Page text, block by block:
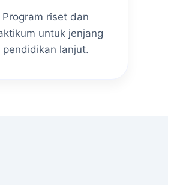
Program riset dan
untuk jenjang
pendidikan lanjut.